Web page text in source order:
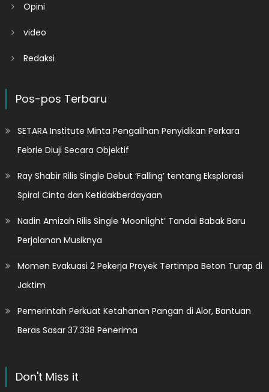
Opini
video
Redaksi
Pos-pos Terbaru
SETARA Institute Minta Pengalihan Penyidikan Perkara
Febrie Diuji Secara Objektif
Ray Shabir Rilis Single Debut ‘Falling’ tentang Eksplorasi
Spiral Cinta dan Ketidakberdayaan
Nadin Amizah Rilis Single ‘Moonlight’ Tandai Babak Baru
Perjalanan Musiknya
Momen Evakuasi 2 Pekerja Proyek Tertimpa Beton Turap di
Jaktim
Pemerintah Perkuat Ketahanan Pangan di Alor, Bantuan
Beras Sasar 37.338 Penerima
Don't Miss it